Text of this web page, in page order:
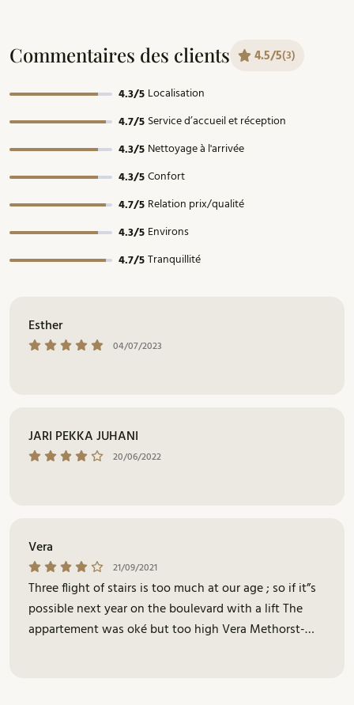
Commentaires des clients 4.5/5(3)
4.3/5 Localisation
4.7/5 Service d’accueil et réception
4.3/5 Nettoyage à l'arrivée
4.3/5Confort
4.7/5 Relation prix/qualité
4.3/5 Environs
4.7/5Tranquillité
Esther
04/07/2023
JARI PEKKA JUHANI
20/06/2022
Vera
21/09/2021
Three flight of stairs is too much at our age ; so if it”s
possible next year on the boulevard with a lift The
appartement was oké but too high Vera Methorst-